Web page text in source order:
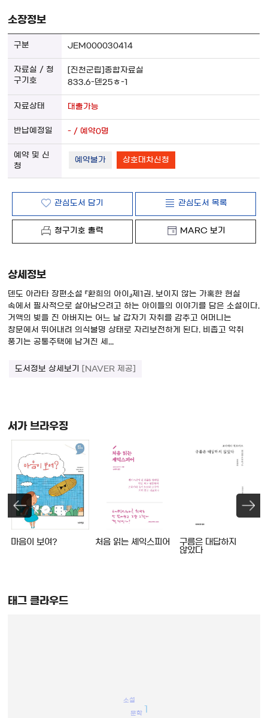
소장정보
JEM000030414
[진천군립]종합자료실
833.6-덴25ㅎ-1
대출가능
- / 예약0명
예약불가 상호대차신청
관심도서 담기 관심도서 목록
청구기호 출력 MARC 보기
상세정보
덴도 아라타 장편소설 『환희의 아이』제1권. 보이지 않는 가혹한 현실
속에서 필사적으로 살아남으려고 하는 아이들의 이야기를 담은 소설이다.
거액의 빚을 진 아버지는 어느 날 갑자기 자취를 감추고 어머니는
창문에서 뛰어내려 의식불명 상태로 자리보전하게 된다. 비좁고 악취
풍기는 공통주택에 남겨진 세...
도서정보 상세보기 [NAVER 제공]
서가 브라우징
마음이 보여? 처음 읽는 셰익스피어
구름은 대답하지
않았다
태그 클라우드
문학
소설